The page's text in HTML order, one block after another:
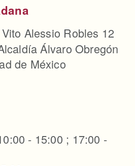
Alessio Robles 12
Álvaro Obregón
de México
- 15:00 ; 17:00 -